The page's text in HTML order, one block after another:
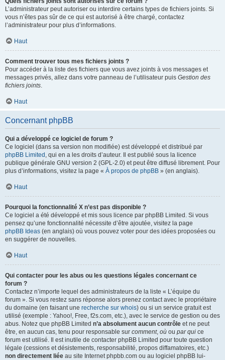
L’administrateur peut autoriser ou interdire certains types de fichiers joints. Si
vous n’êtes pas sûr de ce qui est autorisé à être chargé, contactez
l’administrateur pour plus d’informations.
Haut
Comment trouver tous mes fichiers joints ?
Pour accéder à la liste des fichiers que vous avez joints à vos messages et
messages privés, allez dans votre panneau de l’utilisateur puis Gestion des
fichiers joints.
Haut
Concernant phpBB
Qui a développé ce logiciel de forum ?
Ce logiciel (dans sa version non modifiée) est développé et distribué par
phpBB Limited , qui en a les droits d’auteur. Il est publié sous la licence
publique générale GNU version 2 (GPL-2.0) et peut être diffusé librement. Pour
plus d’informations, visitez la page « À propos de phpBB » (en anglais).
Haut
Pourquoi la fonctionnalité X n’est pas disponible ?
Ce logiciel a été développé et mis sous licence par phpBB Limited. Si vous
pensez qu’une fonctionnalité nécessite d’être ajoutée, visitez la page
phpBB Ideas (en anglais) où vous pouvez voter pour des idées proposées ou
en suggérer de nouvelles.
Haut
Qui contacter pour les abus ou les questions légales concernant ce
forum ?
Contactez n’importe lequel des administrateurs de la liste « L’équipe du
forum ». Si vous restez sans réponse alors prenez contact avec le propriétaire
du domaine (en faisant une recherche sur whois) ou si un service gratuit est
utilisé (exemple : Yahoo!, Free, f2s.com, etc.), avec le service de gestion ou des
abus. Notez que phpBB Limited n’a absolument aucun contrôle et ne peut
être, en aucun cas, tenu pour responsable sur comment, où ou par qui ce
forum est utilisé. Il est inutile de contacter phpBB Limited pour toute question
légale (cessions et désistements, responsabilité, propos diffamatoires, etc.)
non directement liée au site Internet phpbb.com ou au logiciel phpBB lui-